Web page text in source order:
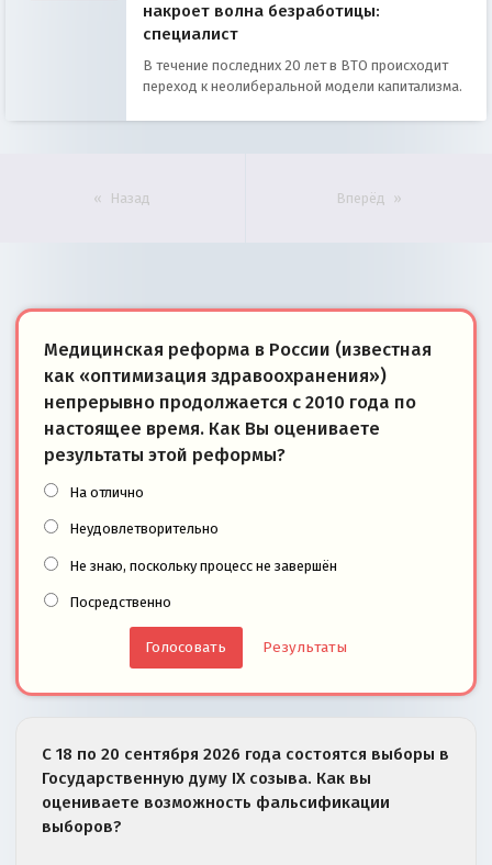
накроет волна безработицы:
специалист
В течение последних 20 лет в ВТО происходит
переход к неолиберальной модели капитализма.
Назад Вперёд
Медицинская реформа в России (известная
как «оптимизация здравоохранения»)
непрерывно продолжается с 2010 года по
настоящее время. Как Вы оцениваете
результаты этой реформы?
На отлично
Неудовлетворительно
Не знаю, поскольку процесс не завершён
Посредственно
Результаты
С 18 по 20 сентября 2026 года состоятся выборы в
Государственную думу IX созыва. Как вы
оцениваете возможность фальсификации
выборов?